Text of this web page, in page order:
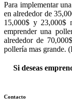
Para implementar
en alrededor de
15,000$ y 23,000$
emprender una
alrededor de
pollería mas grande.
Si deseas
Contacto